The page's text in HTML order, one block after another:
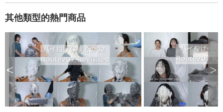
e
o
其他類型的熱門商品
< >